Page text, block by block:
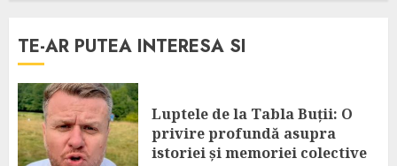
TE-AR PUTEA INTERESA SI
Luptele de la Tabla Buții: O
privire profundă asupra
istoriei și memoriei colective